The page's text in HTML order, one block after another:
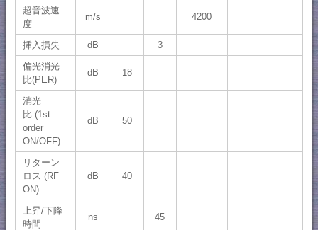
超音波速
度
m/s 4200
挿入損失 dB
3
偏光消光
比(PER)
dB 18
消光
比 (1st
order
ON/OFF)
dB 50
リターン
ロス (RF
ON)
dB 40
上昇/下降
時間
ns 45